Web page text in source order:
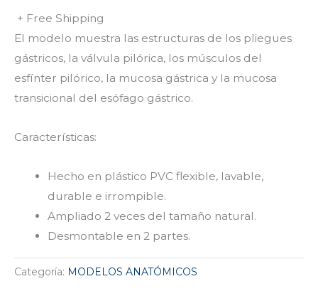
+ Free Shipping
El modelo muestra las estructuras de los pliegues
gástricos, la válvula pilórica, los músculos del
esfínter pilórico, la mucosa gástrica y la mucosa
transicional del esófago gástrico.
Características:
Hecho en plástico PVC flexible, lavable,
durable e irrompible.
Ampliado 2 veces del tamaño natural.
Desmontable en 2 partes.
Categoría: MODELOS ANATÓMICOS